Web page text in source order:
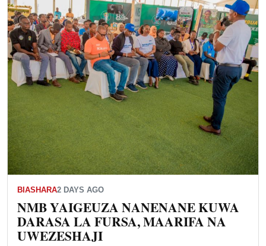
BIASHARA2 DAYS AGO
NMB YAIGEUZA NANENANE KUWA
DARASA LA FURSA, MAARIFA NA
UWEZESHAJI